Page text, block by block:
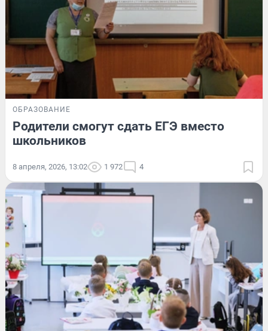
ОБРАЗОВАНИЕ
Родители смогут сдать ЕГЭ вместо
школьников
8 апреля, 2026, 13:02 1 972 4